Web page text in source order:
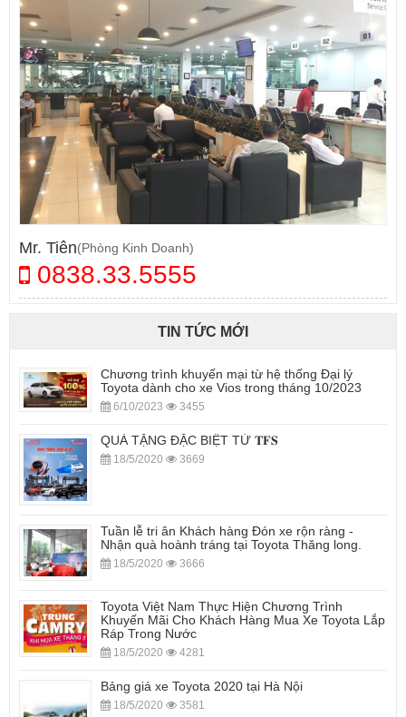
Mr. Tiên(Phòng Kinh Doanh)
0838.33.5555
TIN TỨC MỚI
Chương trình khuyến mại từ hệ thống Đại lý
Toyota dành cho xe Vios trong tháng 10/2023
6/10/2023 3455
QUÀ TẶNG ĐẶC BIỆT TỪ 𝐓𝐅𝐒
18/5/2020 3669
Tuần lễ tri ân Khách hàng Đón xe rộn ràng -
Nhận quà hoành tráng tại Toyota Thăng long.
18/5/2020 3666
Toyota Việt Nam Thực Hiện Chương Trình
Khuyến Mãi Cho Khách Hàng Mua Xe Toyota Lắp
Ráp Trong Nước
18/5/2020 4281
Bảng giá xe Toyota 2020 tại Hà Nội
18/5/2020 3581